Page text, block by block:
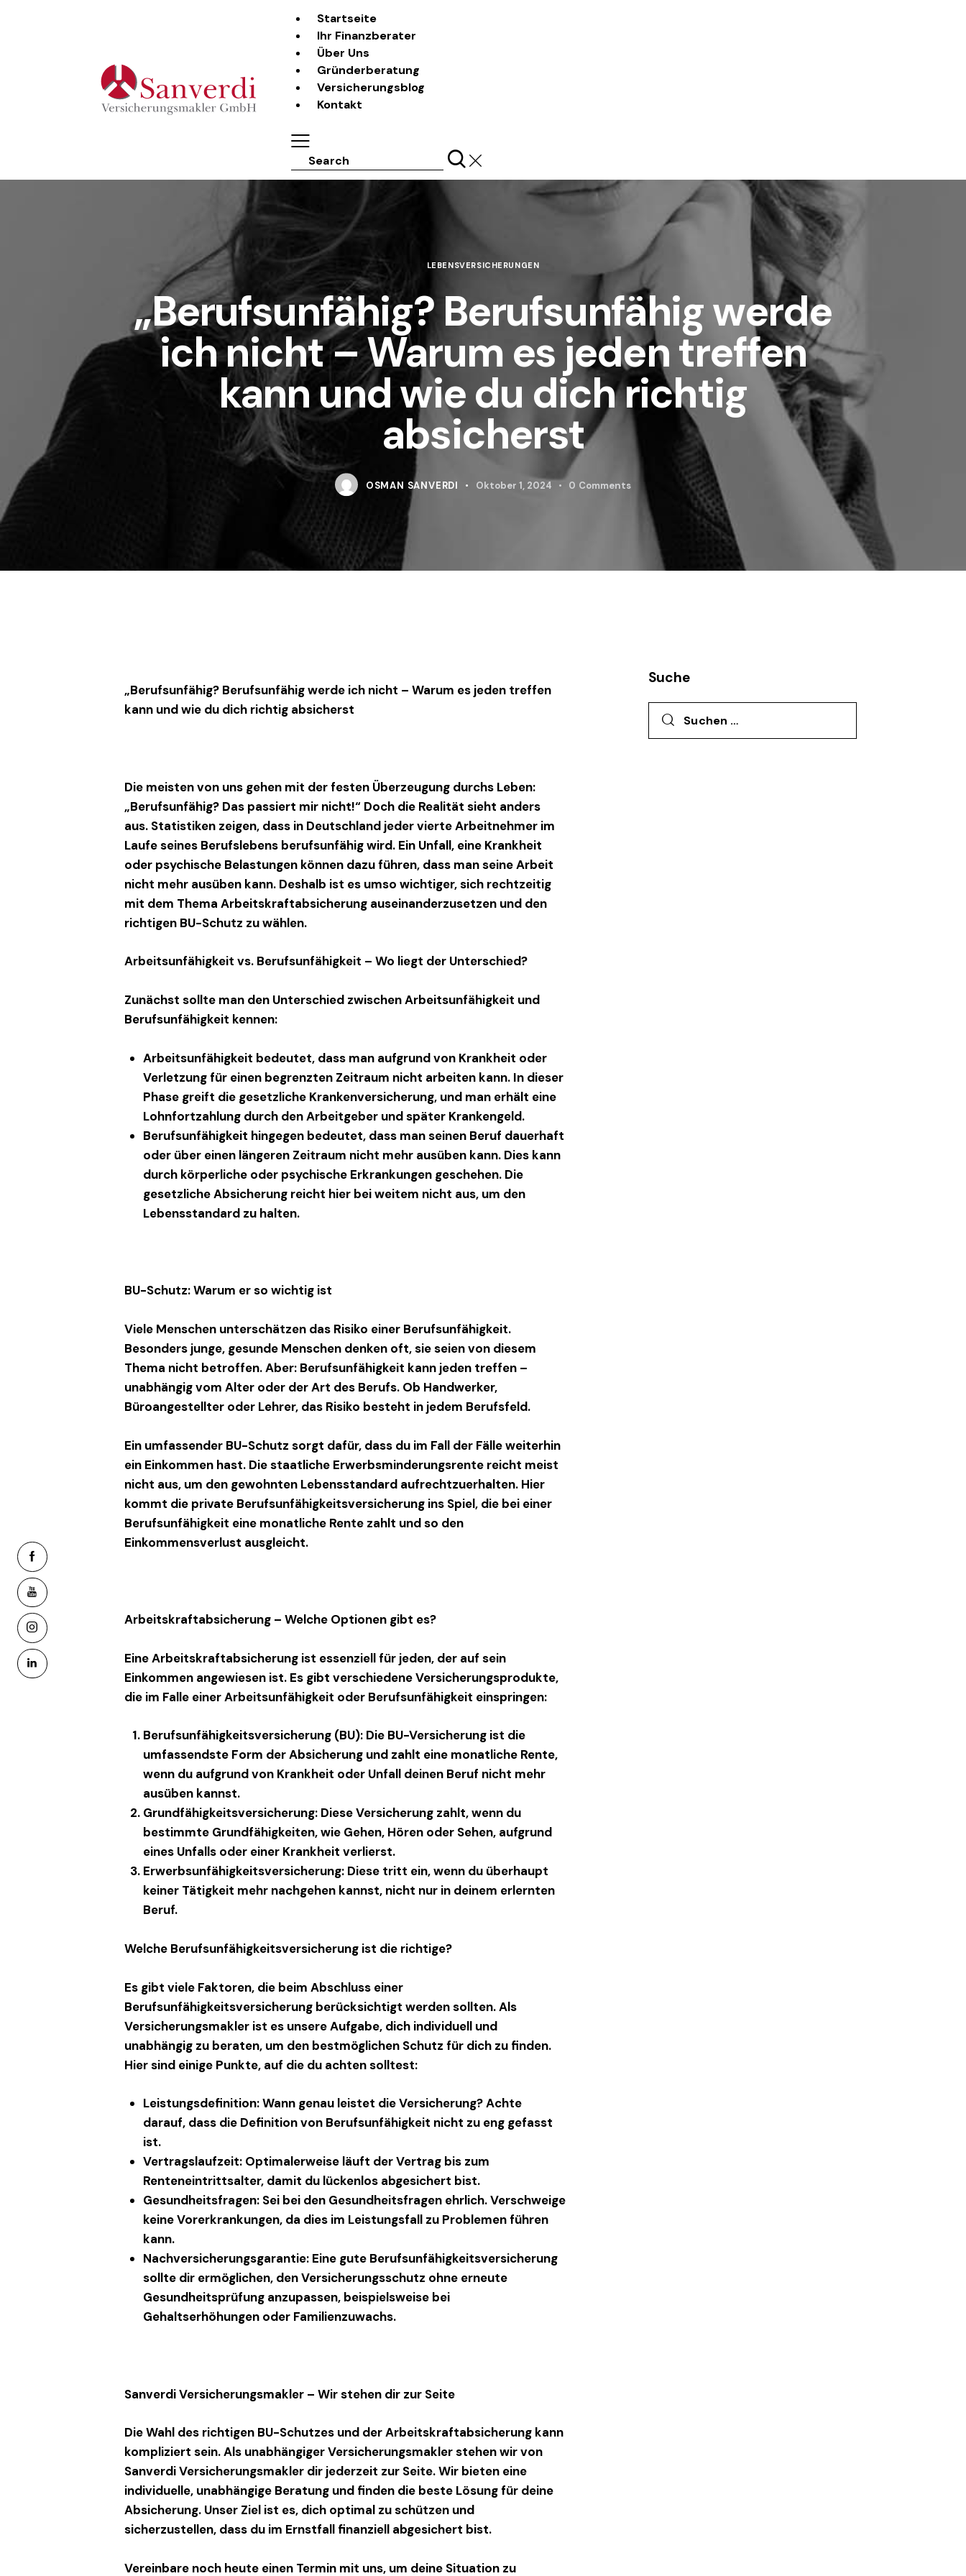
Startseite
Ihr Finanzberater
Über Uns
Gründerberatung
Versicherungsblog
Kontakt
Search
LEBENSVERSICHERUNGEN
„Berufsunfähig? Berufsunfähig werde
ich nicht – Warum es jeden treffen
kann und wie du dich richtig
absicherst
OSMAN SANVERDI Oktober 1, 2024 0 Comments
„Berufsunfähig? Berufsunfähig werde ich nicht – Warum es jeden treffen
kann und wie du dich richtig absicherst
Die meisten von uns gehen mit der festen Überzeugung durchs Leben:
„Berufsunfähig? Das passiert mir nicht!“ Doch die Realität sieht anders
aus. Statistiken zeigen, dass in Deutschland jeder vierte Arbeitnehmer im
Laufe seines Berufslebens berufsunfähig wird. Ein Unfall, eine Krankheit
oder psychische Belastungen können dazu führen, dass man seine Arbeit
nicht mehr ausüben kann. Deshalb ist es umso wichtiger, sich rechtzeitig
mit dem Thema Arbeitskraftabsicherung auseinanderzusetzen und den
richtigen BU-Schutz zu wählen.
Arbeitsunfähigkeit vs. Berufsunfähigkeit – Wo liegt der Unterschied?
Zunächst sollte man den Unterschied zwischenArbeitsunfähigkeit und
Berufsunfähigkeit kennen:
Arbeitsunfähigkeit bedeutet, dass man aufgrund von Krankheit oder
Verletzung für einen begrenzten Zeitraum nicht arbeiten kann. In dieser
Phase greift die gesetzliche Krankenversicherung, und man erhält eine
Lohnfortzahlung durch den Arbeitgeber und später Krankengeld.
Berufsunfähigkeit hingegen bedeutet, dass man seinen Beruf dauerhaft
oder über einen längeren Zeitraum nicht mehr ausüben kann. Dies kann
durch körperliche oder psychische Erkrankungen geschehen. Die
gesetzliche Absicherung reicht hier bei weitem nicht aus, um den
Lebensstandard zu halten.
BU-Schutz: Warum er so wichtig ist
Viele Menschen unterschätzen das Risiko einer Berufsunfähigkeit.
Besonders junge, gesunde Menschen denken oft, sie seien von diesem
Thema nicht betroffen. Aber: Berufsunfähigkeit kann jeden treffen –
unabhängig vom Alter oder der Art des Berufs. Ob Handwerker,
Büroangestellter oder Lehrer, das Risiko besteht in jedem Berufsfeld.
Ein umfassender BU-Schutz sorgt dafür, dass du im Fall der Fälle weiterhin
ein Einkommen hast. Die staatliche Erwerbsminderungsrente reicht meist
nicht aus, um den gewohnten Lebensstandard aufrechtzuerhalten. Hier
kommt die private Berufsunfähigkeitsversicherung ins Spiel, die bei einer
Berufsunfähigkeit eine monatliche Rente zahlt und so den
Einkommensverlust ausgleicht.
Arbeitskraftabsicherung – Welche Optionen gibt es?
EineArbeitskraftabsicherung ist essenziell für jeden, der auf sein
Einkommen angewiesen ist. Es gibt verschiedene Versicherungsprodukte,
die im Falle einer Arbeitsunfähigkeit oder Berufsunfähigkeit einspringen:
Berufsunfähigkeitsversicherung (BU): Die BU-Versicherung ist die
umfassendste Form der Absicherung und zahlt eine monatliche Rente,
wenn du aufgrund von Krankheit oder Unfall deinen Beruf nicht mehr
ausüben kannst.
Grundfähigkeitsversicherung: Diese Versicherung zahlt, wenn du
bestimmte Grundfähigkeiten, wie Gehen, Hören oder Sehen, aufgrund
eines Unfalls oder einer Krankheit verlierst.
Erwerbsunfähigkeitsversicherung: Diese tritt ein, wenn du überhaupt
keiner Tätigkeit mehr nachgehen kannst, nicht nur in deinem erlernten
Beruf.
Welche Berufsunfähigkeitsversicherung ist die richtige?
Es gibt viele Faktoren, die beim Abschluss einer
Berufsunfähigkeitsversicherung berücksichtigt werden sollten. Als
Versicherungsmakler ist es unsere Aufgabe, dich individuell und
unabhängig zu beraten, um den bestmöglichen Schutz für dich zu finden.
Hier sind einige Punkte, auf die du achten solltest:
Leistungsdefinition: Wann genau leistet die Versicherung? Achte
darauf, dass die Definition von Berufsunfähigkeit nicht zu eng gefasst
ist.
Vertragslaufzeit: Optimalerweise läuft der Vertrag bis zum
Renteneintrittsalter, damit du lückenlos abgesichert bist.
Gesundheitsfragen: Sei bei den Gesundheitsfragen ehrlich. Verschweige
keine Vorerkrankungen, da dies im Leistungsfall zu Problemen führen
kann.
Nachversicherungsgarantie: Eine gute Berufsunfähigkeitsversicherung
sollte dir ermöglichen, den Versicherungsschutz ohne erneute
Gesundheitsprüfung anzupassen, beispielsweise bei
Gehaltserhöhungen oder Familienzuwachs.
Sanverdi Versicherungsmakler – Wir stehen dir zur Seite
Die Wahl des richtigen BU-Schutzes und derArbeitskraftabsicherung kann
kompliziert sein. Als unabhängiger Versicherungsmakler stehen wir von
Sanverdi Versicherungsmakler dir jederzeit zur Seite. Wir bieten eine
individuelle, unabhängige Beratung und finden die beste Lösung für deine
Absicherung. Unser Ziel ist es, dich optimal zu schützen und
sicherzustellen, dass du im Ernstfall finanziell abgesichert bist.
Vereinbare noch heute einen Termin mit uns, um deine Situation zu
Suche
Suchen nach:
facebook-
youtube
instagram
linkedin